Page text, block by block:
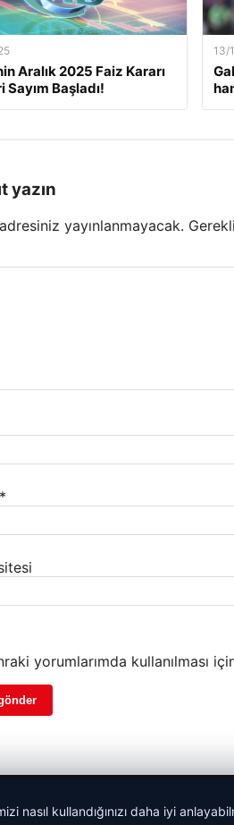
Aralık 2025 Faiz Kararı
Sayım Başladı!
13/
yazın
yayınlanmayacak.
*
yorumlarımda kullanılması
nasıl kullandığınızı daha iyi